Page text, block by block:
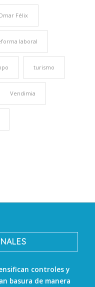
Félix
laboral
turismo
Vendimia
controles y
basura de manera